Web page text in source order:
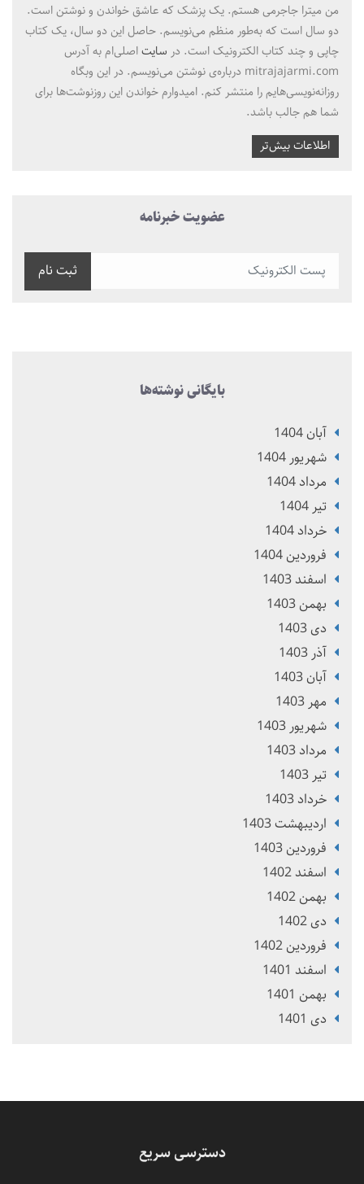
من میترا جاجرمی هستم. یک پزشک که عاشق خواندن و نوشتن است.
دو سال است که به‌طور منظم می‌نویسم. حاصل این دو سال، یک کتاب
چاپی و چند کتاب الکترونیک است. در سایتاصلی‌ام به آدرس
mitrajajarmi.com درباره‌ی نوشتن می‌نویسم. در این وبگاه
روزانه‌نویسی‌هایم را منتشر کنم. امیدوارم خواندن این روزنوشت‌ها برای
شما هم جالب باشد.
اطلاعات بیش‌تر
عضویت خبرنامه
ثبت نام
بایگانی نوشته‌ها
آبان 1404
شهریور 1404
مرداد 1404
تير 1404
خرداد 1404
فروردین 1404
اسفند 1403
بهمن 1403
دی 1403
آذر 1403
آبان 1403
مهر 1403
شهریور 1403
مرداد 1403
تير 1403
خرداد 1403
ارديبهشت 1403
فروردین 1403
اسفند 1402
بهمن 1402
دی 1402
فروردین 1402
اسفند 1401
بهمن 1401
دی 1401
دسترسی سریع